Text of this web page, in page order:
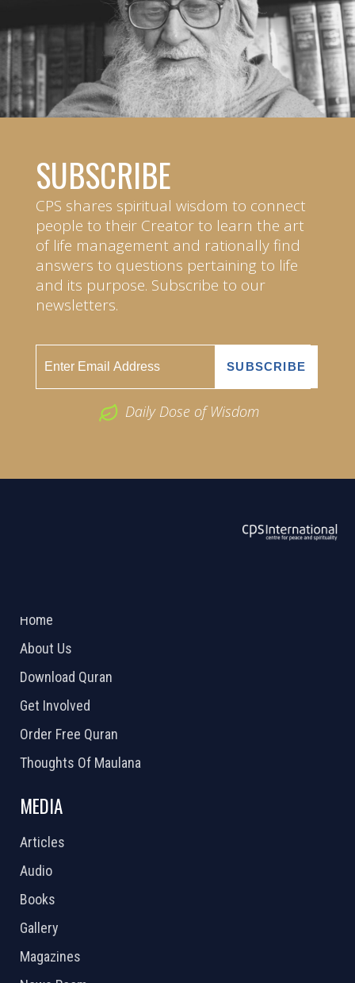
SUBSCRIBE
CPS shares spiritual wisdom to connect
people to their Creator to learn the art
of life management and rationally find
answers to questions pertaining to life
and its purpose. Subscribe to our
newsletters.
Daily Dose of Wisdom
Home
About Us
Download Quran
Get Involved
Order Free Quran
Thoughts Of Maulana
MEDIA
Articles
Audio
Books
Gallery
Magazines